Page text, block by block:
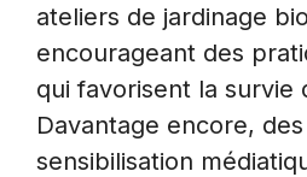
ateliers de jardinage
encourageant des
qui favorisent la survie
Davantage encore,
sensibilisation